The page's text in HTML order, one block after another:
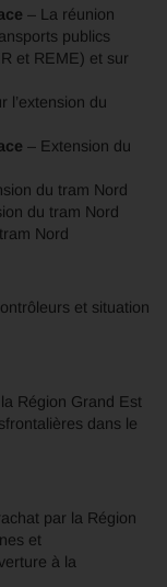
– La réunion
publics
et REME) et sur
l’extension du
– Extension du
du tram Nord
du tram Nord
Nord
et situation
Région Grand Est
dans le
par la Région
et
à la